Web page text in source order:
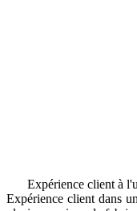
Expérience client à
Expérience client dans